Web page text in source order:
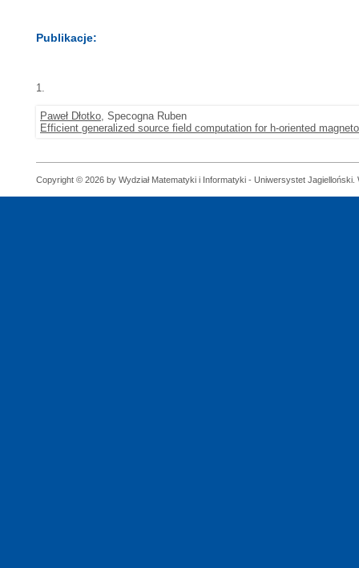
Publikacje:
1.
Paweł Dłotko, Specogna Ruben
Efficient generalized source field computation for h-oriented
Copyright © 2026 by Wydział Matematyki i Informatyki - Uniwersystet